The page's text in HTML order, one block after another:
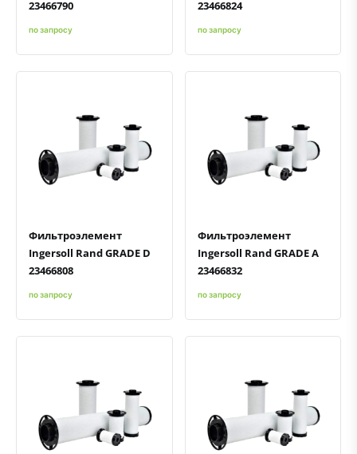
23466790
по запросу
23466824
по запросу
Быстрый просмотр
Добавить к сравнению
Добавить в избранное
Фильтроэлемент
Ingersoll Rand GRADE D
23466808
по запросу
Быстрый просмотр
Добавить к сравнению
Добавить в избранное
Фильтроэлемент
Ingersoll Rand GRADE A
23466832
по запросу
Быстрый просмотр
Добавить к сравнению
Добавить в избранное Быстрый просмотр
Добавить к сравнению
Добавить в избранное